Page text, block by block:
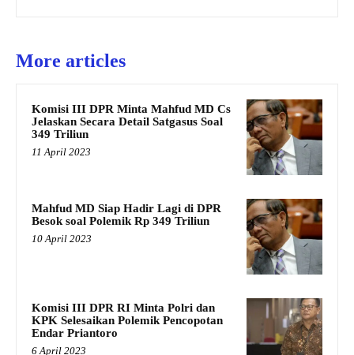
More articles
Komisi III DPR Minta Mahfud MD Cs
Jelaskan Secara Detail Satgasus Soal
349 Triliun
11 April 2023
Mahfud MD Siap Hadir Lagi di DPR
Besok soal Polemik Rp 349 Triliun
10 April 2023
Komisi III DPR RI Minta Polri dan
KPK Selesaikan Polemik Pencopotan
Endar Priantoro
6 April 2023